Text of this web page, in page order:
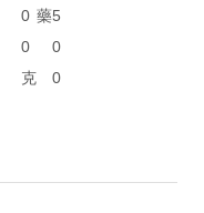
0
0
克
藥5
0
0